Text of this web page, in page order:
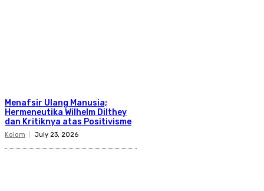
Menafsir Ulang Manusia;
Hermeneutika Wilhelm Dilthey
dan Kritiknya atas Positivisme
Kolom July 23, 2026